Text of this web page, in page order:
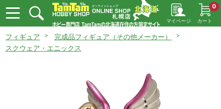
マイページ カート
0
フィギュア
完成品フィギュア（その他メーカー）
スクウェア・エニックス